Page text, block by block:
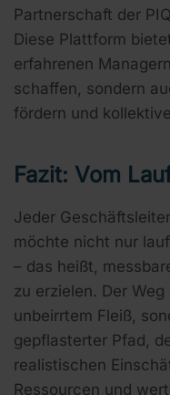
Partnerschaft der
Diese Plattform
erfahrenen
schaffen, sondern
fördern und
Fazit: Vom
Jeder
möchte nicht nur
– das heißt,
zu erzielen. Der
unbeirrtem Fleiß,
gepflasterter Pfad,
realistischen
Ressourcen und